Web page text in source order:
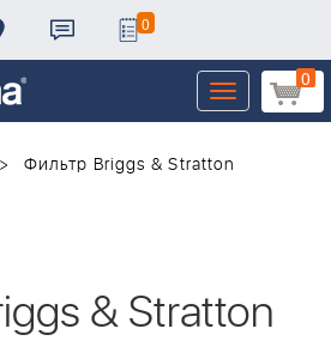
0
0
Toggle
navigation
Фильтр Briggs & Stratton
& Stratton